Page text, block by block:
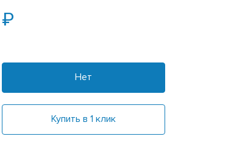
Нет
Купить в 1 клик